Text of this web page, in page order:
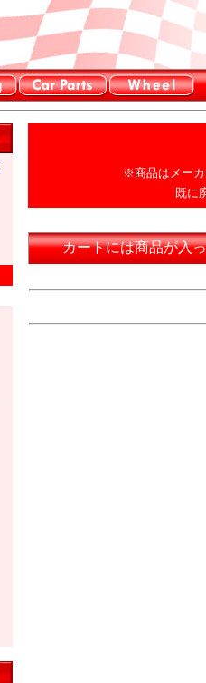
※商品はメーカ
既に
カートには商品が入